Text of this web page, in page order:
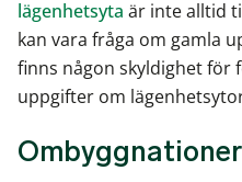
lägenhetsyta är inte alltid
kan vara fråga om gamla
finns någon skyldighet för
uppgifter om
Ombyggnationer